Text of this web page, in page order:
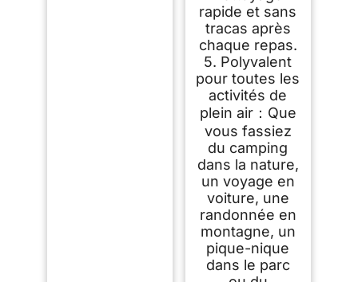
rapide et sans
tracas après
chaque repas.
5. Polyvalent
pour toutes les
activités de
plein air：Que
vous fassiez
du camping
dans la nature,
un voyage en
voiture, une
randonnée en
montagne, un
pique-nique
dans le parc